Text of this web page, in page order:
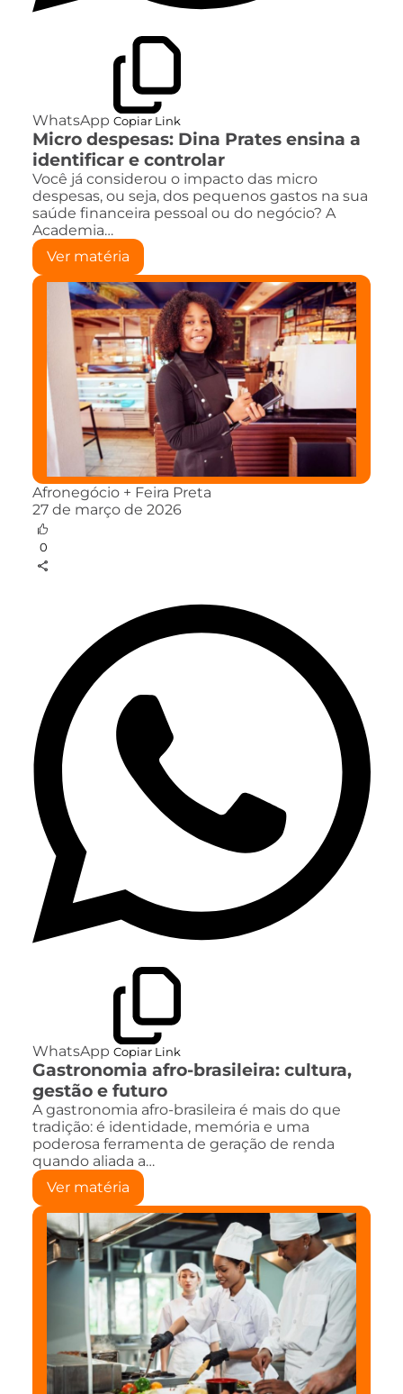
WhatsApp Copiar Link
Micro despesas: Dina Prates ensina a
identificar e controlar
Você já considerou o impacto das micro
despesas, ou seja, dos pequenos gastos na sua
saúde financeira pessoal ou do negócio? A
Academia…
Ver matéria
Afronegócio + Feira Preta
27 de março de 2026
0
WhatsApp Copiar Link
Gastronomia afro-brasileira: cultura,
gestão e futuro
A gastronomia afro-brasileira é mais do que
tradição: é identidade, memória e uma
poderosa ferramenta de geração de renda
quando aliada a…
Ver matéria